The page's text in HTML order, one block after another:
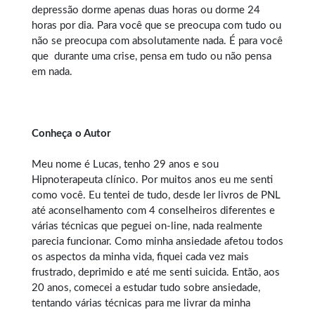
depressão dorme apenas duas horas ou dorme 24
horas por dia. Para você que se preocupa com tudo ou
não se preocupa com absolutamente nada. É para você
que durante uma crise, pensa em tudo ou não pensa
em nada.
Conheça o Autor
Meu nome é Lucas, tenho 29 anos e sou
Hipnoterapeuta clínico. Por muitos anos eu me senti
como você. Eu tentei de tudo, desde ler livros de PNL
até aconselhamento com 4 conselheiros diferentes e
várias técnicas que peguei on-line, nada realmente
parecia funcionar. Como minha ansiedade afetou todos
os aspectos da minha vida, fiquei cada vez mais
frustrado, deprimido e até me senti suicida. Então, aos
20 anos, comecei a estudar tudo sobre ansiedade,
tentando várias técnicas para me livrar da minha